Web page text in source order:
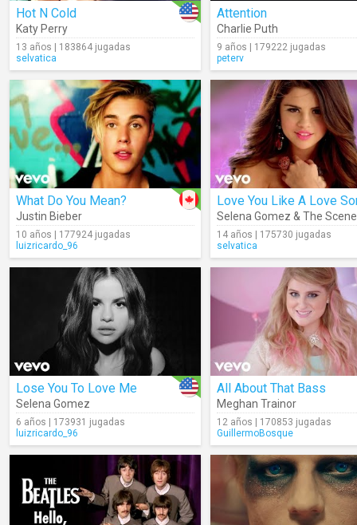
Hot N Cold
Katy Perry
13 años | 183864 jugadas
selvatica
Attention
Charlie Puth
9 años | 179222 jugadas
peterv
What Do You Mean?
Justin Bieber
10 años | 177924 jugadas
luizricardo_96
Love You Like A Love
Selena Gomez & The Scene
14 años | 175730 jugadas
selvatica
Lose You To Love Me
Selena Gomez
6 años | 173931 jugadas
luizricardo_96
All About That Bass
Meghan Trainor
12 años | 170853 jugadas
GuillermoBosque